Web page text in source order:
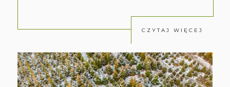
CZYTAJ WIĘCEJ